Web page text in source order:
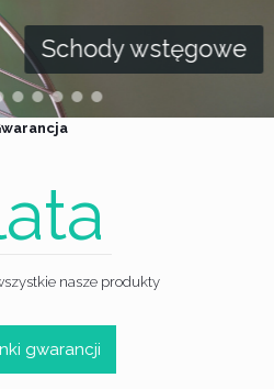
Schody wstęgowe
nasze produkty
gwarancji